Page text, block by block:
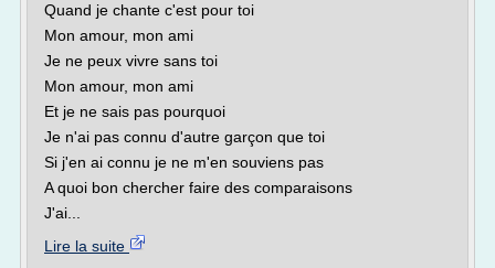
Quand je chante c'est pour toi
Mon amour, mon ami
Je ne peux vivre sans toi
Mon amour, mon ami
Et je ne sais pas pourquoi
Je n'ai pas connu d'autre garçon que toi
Si j'en ai connu je ne m'en souviens pas
A quoi bon chercher faire des comparaisons
J'ai...
Lire la suite